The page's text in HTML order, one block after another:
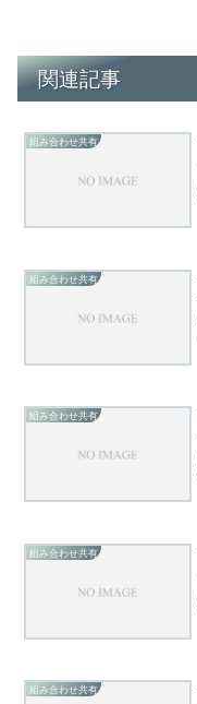
関連記事
組み合わせ共有
組み合わせ共有
組み合わせ共有
組み合わせ共有
組み合わせ共有